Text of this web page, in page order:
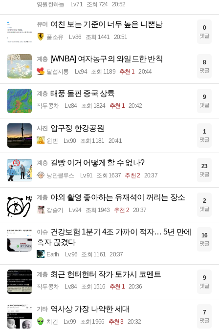
영원한하늘 Lv.71 조회 724 20:52
유머 여친 보는 기준이 너무 높은 니뽄남
풀소유 Lv.86 조회 1441 20:51
0
댓글
계층 [WNBA] 여자농구의 와일드한 반칙
달섭지롱 Lv.94 조회 1189 추천 1 20:44
8
댓글
계층 태풍 돌핀 중국 상륙
작두콩차 Lv.84 조회 1824 추천 1 20:42
9
댓글
사진 압구정 한강공원
윈빈 Lv.90 조회 1181 20:41
1
댓글
계층 길빵 이거 어떻게 할 수 없나?
낭만블루스 Lv.91 조회 1637 추천 2 20:37
23
댓글
계층 야외 촬영 좋아하는 유재석이 꺼리는 장소
강슬기 Lv.94 조회 1943 추천 2 20:37
2
댓글
이슈 건강보험 1분기 4조 가까이 적자… 5년 만에
흑자 끊겼다
Earth Lv.96 조회 1161 20:37
16
댓글
계층 최근 헌터헌터 작가 토가시 코멘트
작두콩차 Lv.84 조회 1516 추천 1 20:36
9
댓글
기타 역사상 가장 나약한 세대
치킨 Lv.99 조회 1966 추천 3 20:32
7
댓글